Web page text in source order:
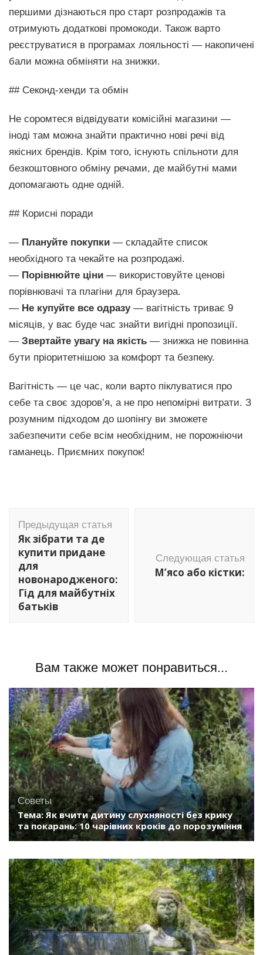
першими дізнаються про старт розпродажів та
отримують додаткові промокоди. Також варто
реєструватися в програмах лояльності — накопичені
бали можна обміняти на знижки.
## Секонд-хенди та обмін
Не соромтеся відвідувати комісійні магазини —
іноді там можна знайти практично нові речі від
якісних брендів. Крім того, існують спільноти для
безкоштовного обміну речами, де майбутні мами
допомагають одне одній.
## Корисні поради
— Плануйте покупки — складайте список
необхідного та чекайте на розпродажі.
— Порівнюйте ціни — використовуйте ценові
порівнювачі та плагіни для браузера.
— Не купуйте все одразу— вагітність триває 9
місяців, у вас буде час знайти вигідні пропозиції.
— Звертайте увагу на якість — знижка не повинна
бути пріоритетнішою за комфорт та безпеку.
Вагітність — це час, коли варто піклуватися про
себе та своє здоров’я, а не про непомірні витрати. З
розумним підходом до шопінгу ви зможете
забезпечити себе всім необхідним, не порожніючи
гаманець. Приємних покупок!
по
записям
Предыдущая статья
Як зібрати та де
купити придане
для
новонародженого:
Гід для майбутніх
батьків
Следующая статья
М’ясо або кістки:
Вам также может понравиться...
Советы
Тема: Як вчити дитину слухняності без крику
та покарань: 10 чарівних кроків до порозуміння